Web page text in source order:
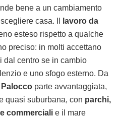
bene a un cambiamento
casa. Il
lavoro da
esteso rispetto a qualche
preciso: in molti accettano
dal centro se in cambio
e uno sfogo esterno. Da
parte avvantaggiata,
quasi suburbana, con parchi,
commerciali e il mare